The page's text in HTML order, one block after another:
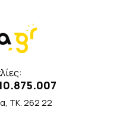
TK. 262 22